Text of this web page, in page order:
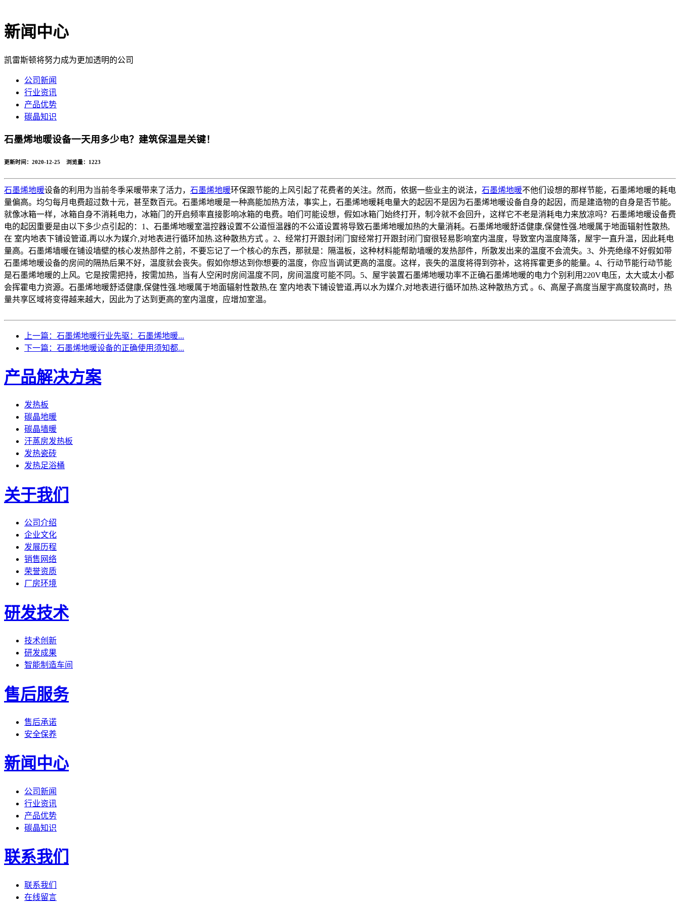
新闻中心
凯雷斯顿将努力成为更加透明的公司
公司新闻
行业资讯
产品优势
碳晶知识
石墨烯地暖设备一天用多少电？建筑保温是关键！
更新时间：2020-12-25 浏览量： 1223
石墨烯地暖设备的利用为当前冬季采暖带来了活力， 石墨烯地暖环保跟节能的上风引起了花费者的关注。然而，依据一些业主的说法， 石墨烯地暖不他们设想的那样节能，石墨烯地暖的耗电
量偏高。均匀每月电费超过数十元，甚至数百元。石墨烯地暖是一种高能加热方法，事实上，石墨烯地暖耗电量大的起因不是因为石墨烯地暖设备自身的起因，而是建造物的自身是否节能。
就像冰箱一样，冰箱自身不消耗电力，冰箱门的开启频率直接影响冰箱的电费。咱们可能设想，假如冰箱门始终打开，制冷就不会回升，这样它不老是消耗电力来放凉吗？石墨烯地暖设备费
电的起因重要是由以下多少点引起的：1、石墨烯地暖室温控器设置不公道恒温器的不公道设置将导致石墨烯地暖加热的大量消耗。石墨烯地暖舒适健康,保健性强.地暖属于地面辐射性散热,
在 室内地表下铺设管道,再以水为媒介,对地表进行循环加热.这种散热方式 。2、经常打开跟封闭门窗经常打开跟封闭门窗很轻易影响室内温度，导致室内温度降落，屋宇一直升温，因此耗电
量高。石墨烯墙暖在铺设墙壁的核心发热部件之前，不要忘记了一个核心的东西，那就是：隔温板，这种材料能帮助墙暖的发热部件，所散发出来的温度不会流失。3、外壳绝缘不好假如带
石墨烯地暖设备的房间的隔热后果不好，温度就会丧失。假如你想达到你想要的温度，你应当调试更高的温度。这样，丧失的温度将得到弥补，这将挥霍更多的能量。4、行动节能行动节能
是石墨烯地暖的上风。它是按需把持，按需加热，当有人空闲时房间温度不同，房间温度可能不同。5、屋宇装置石墨烯地暖功率不正确石墨烯地暖的电力个别利用220V电压，太大或太小都
会挥霍电力资源。石墨烯地暖舒适健康,保健性强.地暖属于地面辐射性散热,在 室内地表下铺设管道,再以水为媒介,对地表进行循环加热.这种散热方式 。6、高屋子高度当屋宇高度较高时，热
量共享区域将变得越来越大，因此为了达到更高的室内温度，应增加室温。
上一篇：石墨烯地暖行业先驱：石墨烯地暖...
下一篇：石墨烯地暖设备的正确使用须知都...
产品解决方案
发热板
碳晶地暖
碳晶墙暖
汗蒸房发热板
发热瓷砖
发热足浴桶
关于我们
公司介绍
企业文化
发展历程
销售网络
荣誉资质
厂房环境
研发技术
技术创新
研发成果
智能制造车间
售后服务
售后承诺
安全保养
新闻中心
公司新闻
行业资讯
产品优势
碳晶知识
联系我们
联系我们
在线留言